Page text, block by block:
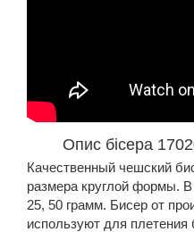
Опис бісера
Качественный чешский
размера круглой формы.
25, 50 грамм. Бисер от
используют для плетения